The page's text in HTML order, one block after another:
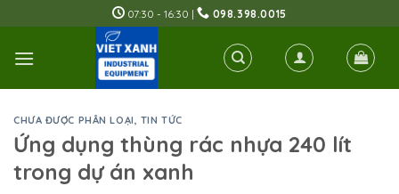
to
content
07:30 - 16:30 | 098.398.0015
CHƯA ĐƯỢC PHÂN LOẠI, TIN TỨC
Ứng dụng thùng rác nhựa 240 lít
trong dự án xanh